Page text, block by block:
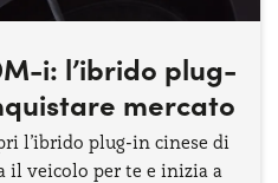
i: l’ibrido plug-
mercato
l’ibrido plug-in cinese di
il veicolo per te e inizia a